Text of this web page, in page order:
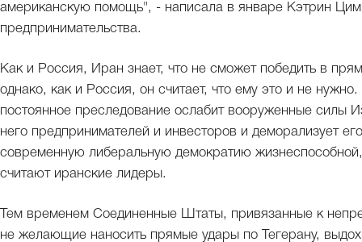
американскую помощь", - написала в январе Кэтрин
предпринимательства.
Как и Россия, Иран знает, что не сможет победить в
однако, как и Россия, он считает, что ему это и не
постоянное преследование ослабит вооруженные силы
него предпринимателей и инвесторов и деморализует
современную либеральную демократию
считают иранские лидеры.
Тем временем Соединенные Штаты, привязанные к
не желающие наносить прямые удары по Тегерану,